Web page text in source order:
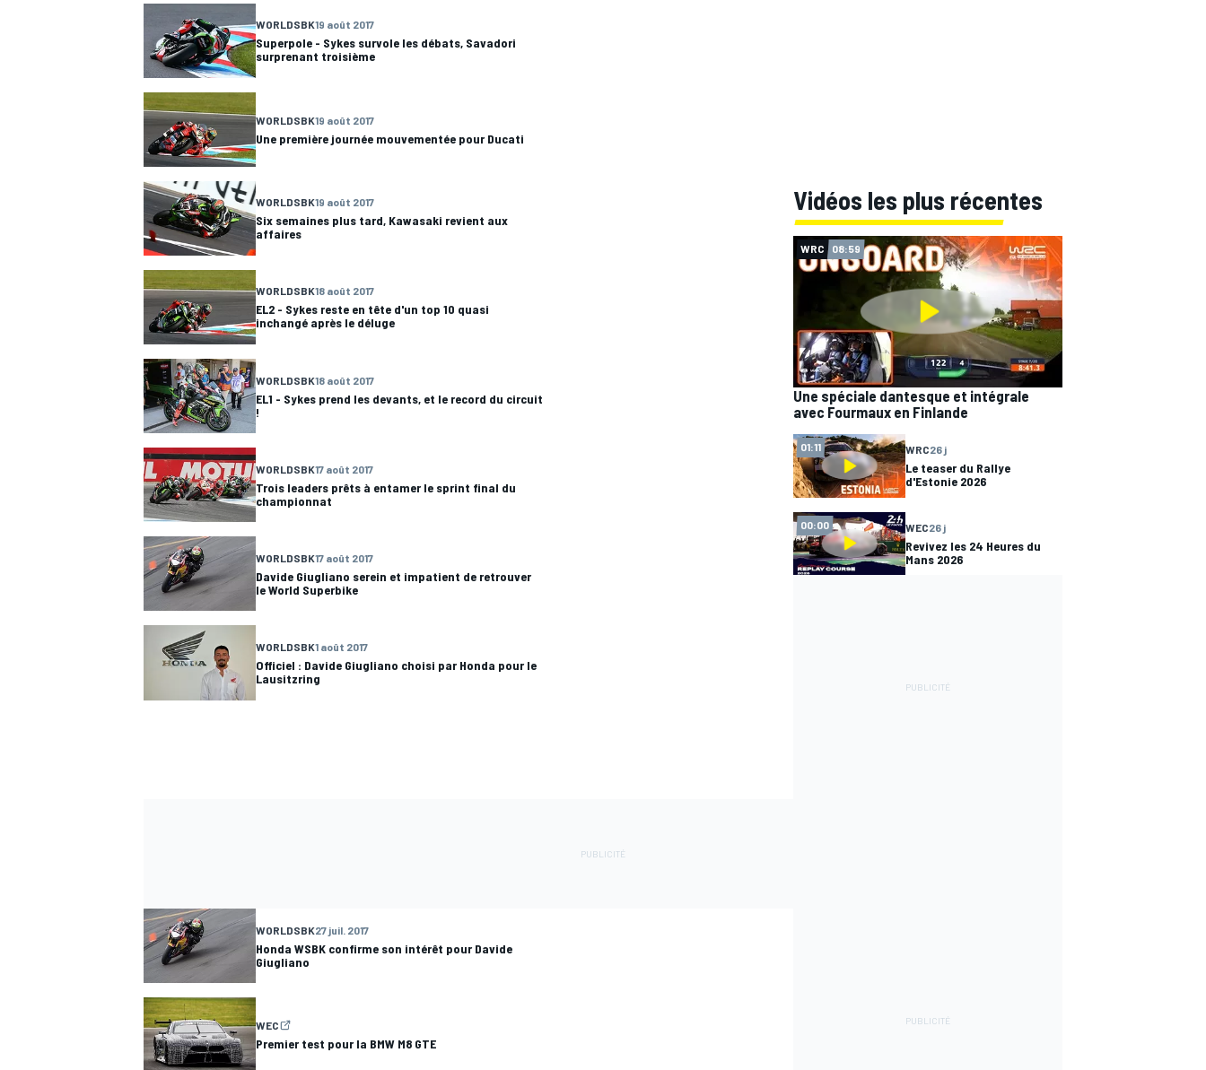
WORLDSBK19 août 2017
Superpole - Sykes survole les débats, Savadori
surprenant troisième
WORLDSBK19 août 2017
Une première journée mouvementée pour Ducati
WORLDSBK19 août 2017
Six semaines plus tard, Kawasaki revient aux
affaires
WORLDSBK18 août 2017
EL2 - Sykes reste en tête d'un top 10 quasi
inchangé après le déluge
WORLDSBK18 août 2017
EL1 - Sykes prend les devants, et le record du circuit
!
WORLDSBK17 août 2017
Trois leaders prêts à entamer le sprint final du
championnat
WORLDSBK17 août 2017
Davide Giugliano serein et impatient de retrouver
le World Superbike
WORLDSBK1 août 2017
Officiel : Davide Giugliano choisi par Honda pour le
Lausitzring
Vidéos les plus récentes
WRC 08:59
Une spéciale dantesque et intégrale
avec Fourmaux en Finlande
01:11 WRC26 j
Le teaser du Rallye
d'Estonie 2026
00:00 WEC26 j
Revivez les 24 Heures du
Mans 2026
WORLDSBK27 juil. 2017
Honda WSBK confirme son intérêt pour Davide
Giugliano
WEC
Premier test pour la BMW M8 GTE